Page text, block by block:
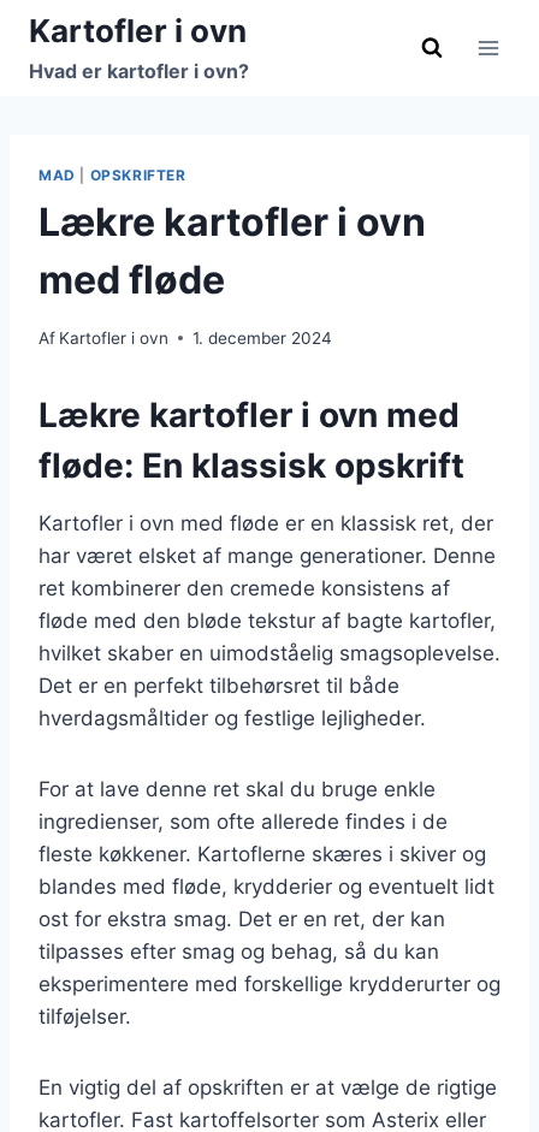
Fortsæt
indhold
Kartofler i ovn
Hvad er kartofler i ovn?
MAD OPSKRIFTER
Lækre kartofler i ovn
med fløde
Af Kartofler i ovn 1. december 2024
Lækre kartofler i ovn med
fløde: En klassisk opskrift
Kartofler i ovn med fløde er en klassisk ret, der
har været elsket af mange generationer. Denne
ret kombinerer den cremede konsistens af
fløde med den bløde tekstur af bagte kartofler,
hvilket skaber en uimodståelig smagsoplevelse.
Det er en perfekt tilbehørsret til både
hverdagsmåltider og festlige lejligheder.
For at lave denne ret skal du bruge enkle
ingredienser, som ofte allerede findes i de
fleste køkkener. Kartoflerne skæres i skiver og
blandes med fløde, krydderier og eventuelt lidt
ost for ekstra smag. Det er en ret, der kan
tilpasses efter smag og behag, så du kan
eksperimentere med forskellige krydderurter og
tilføjelser.
En vigtig del af opskriften er at vælge de rigtige
kartofler. Fast kartoffelsorter som Asterix eller